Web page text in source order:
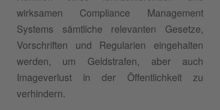
wirksamen Compliance Management
Systems sämtliche relevanten Gesetze,
Vorschriften und Regularien eingehalten
werden, um Geldstrafen, aber auch
Imageverlust in der Öffentlichkeit zu
verhindern.